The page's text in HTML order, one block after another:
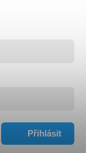
Přihlásit